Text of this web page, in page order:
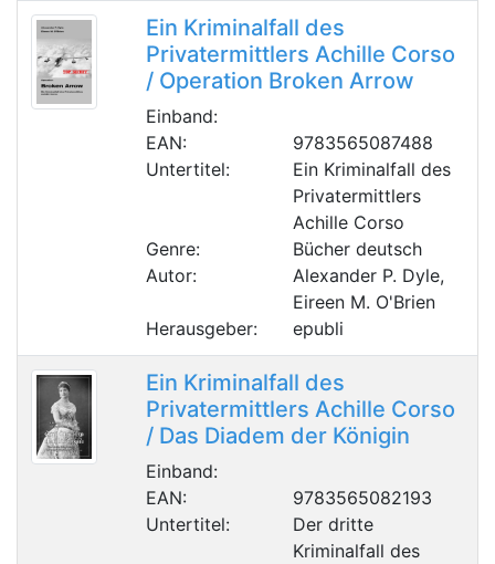
Ein Kriminalfall des
Privatermittlers Achille Corso
/ Operation Broken Arrow
Einband:
EAN:
9783565087488
Untertitel:
Ein Kriminalfall des
Privatermittlers
Achille Corso
Genre:
Bücher deutsch
Autor:
Alexander P. Dyle,
Eireen M. O'Brien
Herausgeber:
epubli
Ein Kriminalfall des
Privatermittlers Achille Corso
/ Das Diadem der Königin
Einband:
EAN:
9783565082193
Untertitel:
Der dritte
Kriminalfall des